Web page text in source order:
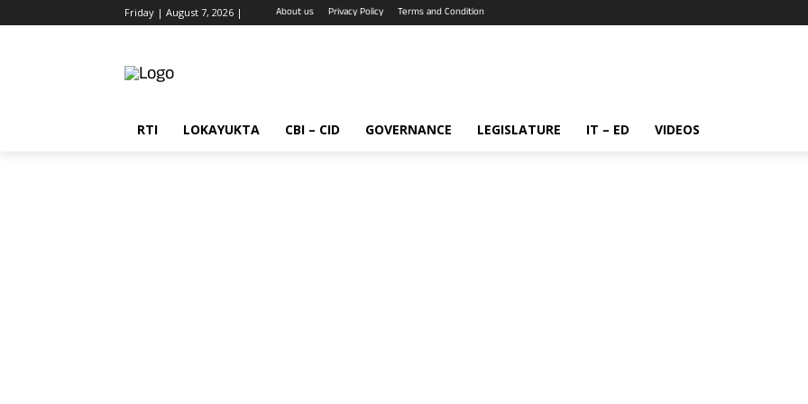
Friday | August 7, 2026 | About us Privacy Policy Terms and Condition
RTI LOKAYUKTA CBI – CID GOVERNANCE LEGISLATURE IT – ED VIDEOS